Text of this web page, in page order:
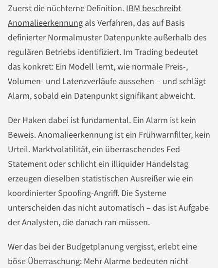
Zuerst die nüchterne Definition.IBM beschreibt
Anomalieerkennung als Verfahren, das auf Basis
definierter Normalmuster Datenpunkte außerhalb des
regulären Betriebs identifiziert. Im Trading bedeutet
das konkret: Ein Modell lernt, wie normale Preis-,
Volumen- und Latenzverläufe aussehen – und schlägt
Alarm, sobald ein Datenpunkt signifikant abweicht.
Der Haken dabei ist fundamental. Ein Alarm ist kein
Beweis. Anomalieerkennung ist ein Frühwarnfilter, kein
Urteil. Marktvolatilität, ein überraschendes Fed-
Statement oder schlicht ein illiquider Handelstag
erzeugen dieselben statistischen Ausreißer wie ein
koordinierter Spoofing-Angriff. Die Systeme
unterscheiden das nicht automatisch – das ist Aufgabe
der Analysten, die danach ran müssen.
Wer das bei der Budgetplanung vergisst, erlebt eine
böse Überraschung: Mehr Alarme bedeuten nicht